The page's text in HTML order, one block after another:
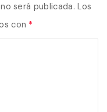
será publicada. Los
con *